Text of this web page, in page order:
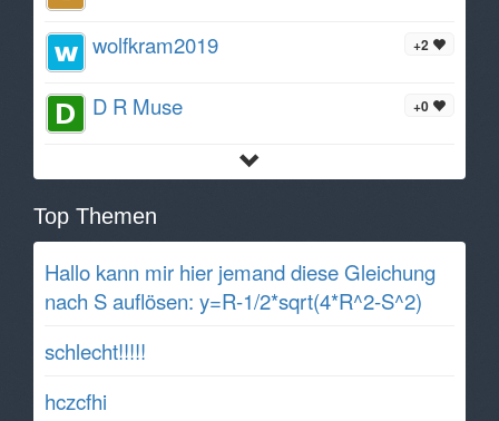
+2
wolfkram2019
+0
D R Muse
Top Themen
Hallo kann mir hier jemand diese Gleichung
nach S auflösen: y=R-1/2*sqrt(4*R^2-S^2)
schlecht!!!!!
hczcfhi